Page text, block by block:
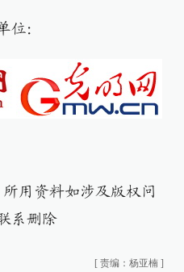
位：
用资料如涉及版权问
系删除
[ 责编：杨亚楠 ]